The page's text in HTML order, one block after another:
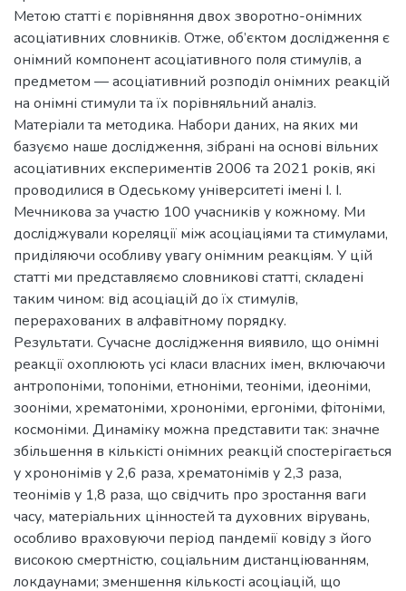
Метою статті є порівняння двох зворотно-онімних
асоціативних словників. Отже, об’єктом дослідження є
онімний компонент асоціативного поля стимулів, а
предметом — асоціативний розподіл онімних реакцій
на онімні стимули та їх порівняльний аналіз.
Матеріали та методика. Набори даних, на яких ми
базуємо наше дослідження, зібрані на основі вільних
асоціативних експериментів 2006 та 2021 років, які
проводилися в Одеському університеті імені І. І.
Мечникова за участю 100 учасників у кожному. Ми
досліджували кореляції між асоціаціями та стимулами,
приділяючи особливу увагу онімним реакціям. У цій
статті ми представляємо словникові статті, складені
таким чином: від асоціацій до їх стимулів,
перерахованих в алфавітному порядку.
Результати. Сучасне дослідження виявило, що онімні
реакції охоплюють усі класи власних імен, включаючи
антропоніми, топоніми, етноніми, теоніми, ідеоніми,
зооніми, хрематоніми, хрононіми, ергоніми, фітоніми,
космоніми. Динаміку можна представити так: значне
збільшення в кількісті онімних реакцій спостерігається
у хрононімів у 2,6 раза, хрематонімів у 2,3 раза,
теонімів у 1,8 раза, що свідчить про зростання ваги
часу, матеріальних цінностей та духовних вірувань,
особливо враховуючи період пандемії ковіду з його
високою смертністю, соціальним дистанціюванням,
локдаунами; зменшення кількості асоціацій, що